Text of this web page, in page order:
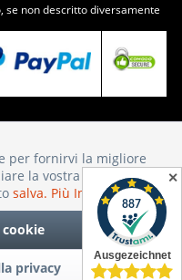
✕
se non descritto diversamente
Attivo
Inattivo
Inattivo
per fornirvi la migliore
la vostra scelta sull'uso
salva. Più Informazioni
privacy